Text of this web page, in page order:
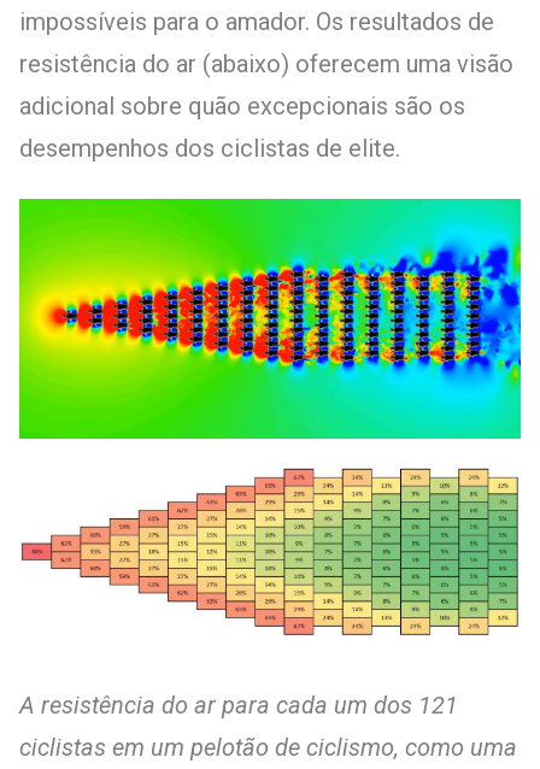
impossíveis para o amador. Os resultados de
resistência do ar (abaixo) oferecem uma visão
adicional sobre quão excepcionais são os
desempenhos dos ciclistas de elite.
A resistência do ar para cada um dos 121
ciclistas em um pelotão de ciclismo, como uma